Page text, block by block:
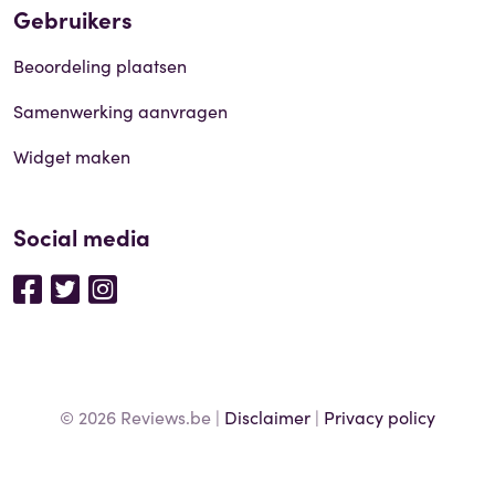
Gebruikers
Beoordeling plaatsen
Samenwerking aanvragen
Widget maken
Social media
© 2026 Reviews.be | Disclaimer | Privacy policy